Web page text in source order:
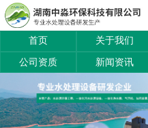
首页 关于我们
公司资质
新闻资讯